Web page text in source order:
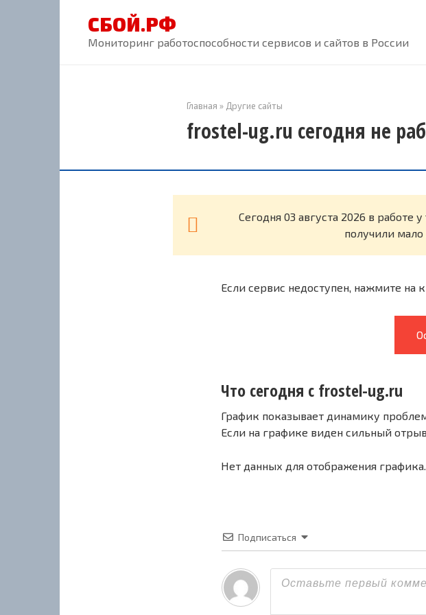
СБОЙ.РФ
Мониторинг работоспособности сервисов и сайтов в России
Главная » Другие сайты
frostel-ug.ru сегодня не
Cегодня 03 августа 2026 в
получили мало
Если сервис недоступен, нажмите на
Что сегодня с frostel-ug.ru
График показывает динамику
Если на графике виден сильный
Нет данных для отображения графика.
Подписаться